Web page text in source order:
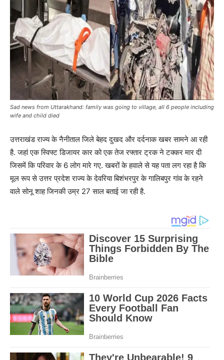
Sad news from Uttarakhand: family was going to village, all 6 people including
wife and child died
उत्तराखंड राज्य के नैनीताल जिले बेहद दुखद और दर्दनाक खबर सामने आ रही
है. जहां एक स्विफ्ट डिजायर कार को एक तेज रफ्तार ट्रक ने टक्कर मार दी
जिसमें कि परिवार के 6 लोग मारे गए. खबरों के हवाले से यह पता लग रहा है कि
मूल रूप से उत्तर प्रदेश राज्य के देवरिया बिशंभरपुर के गालिबपुर गांव के रहने
वाले सोनू शाह जिनकी उम्र 27 साल बताई जा रही है.